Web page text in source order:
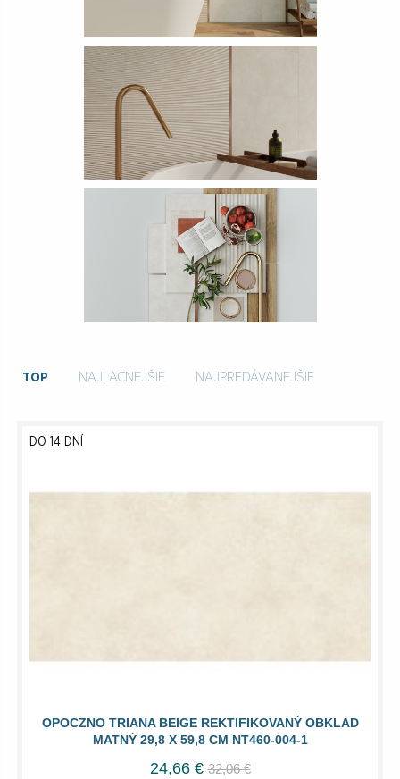
TOP NAJLACNEJŠIE NAJPREDÁVANEJŠIE
OPOCZNO TRIANA BEIGE REKTIFIKOVANÝ OBKLAD
MATNÝ 29,8 X 59,8 CM NT460-004-1
DO 14 DNÍ
24,66 € 32,06 €